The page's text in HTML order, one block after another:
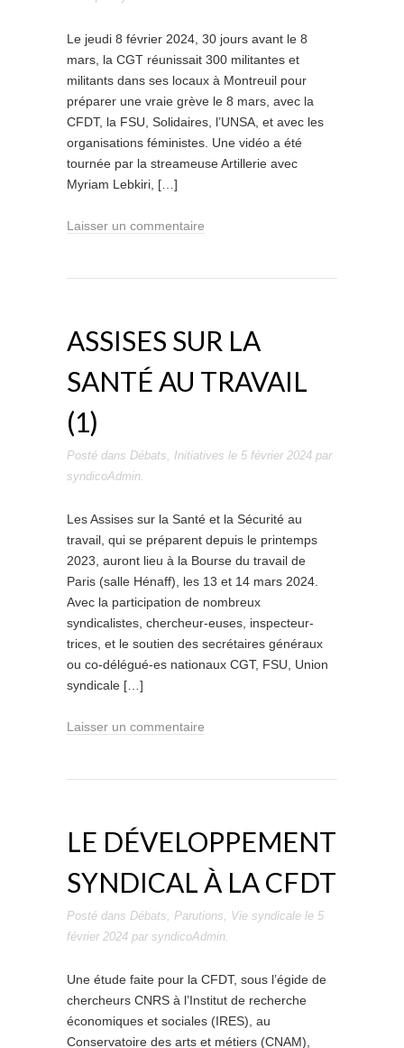
Le jeudi 8 février 2024, 30 jours avant le 8
mars, la CGT réunissait 300 militantes et
militants dans ses locaux à Montreuil pour
préparer une vraie grève le 8 mars, avec la
CFDT, la FSU, Solidaires, l’UNSA, et avec les
organisations féministes. Une vidéo a été
tournée par la streameuse Artillerie avec
Myriam Lebkiri, […]
Laisser un commentaire
ASSISES SUR LA
SANTÉ AU TRAVAIL
(1)
Posté dans Débats, Initiatives le 5 février 2024 par
syndicoAdmin.
Les Assises sur la Santé et la Sécurité au
travail, qui se préparent depuis le printemps
2023, auront lieu à la Bourse du travail de
Paris (salle Hénaff), les 13 et 14 mars 2024.
Avec la participation de nombreux
syndicalistes, chercheur-euses, inspecteur-
trices, et le soutien des secrétaires généraux
ou co-délégué-es nationaux CGT, FSU, Union
syndicale […]
Laisser un commentaire
LE DÉVELOPPEMENT
SYNDICAL À LA CFDT
Posté dans Débats, Parutions, Vie syndicale le 5
février 2024 par syndicoAdmin.
Une étude faite pour la CFDT, sous l’égide de
chercheurs CNRS à l’Institut de recherche
économiques et sociales (IRES), au
Conservatoire des arts et métiers (CNAM),